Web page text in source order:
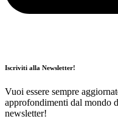
Iscriviti alla Newsletter!
Vuoi essere sempre
approfondimenti dal mondo
newsletter!